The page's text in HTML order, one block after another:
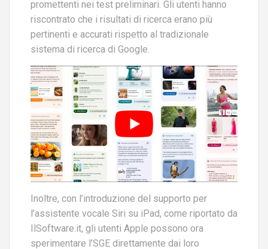
promettenti nei test preliminari. Gli utenti hanno
riscontrato che i risultati di ricerca erano più
pertinenti e accurati rispetto al tradizionale
sistema di ricerca di Google.
Inoltre, con l’introduzione del supporto per
l’assistente vocale Siri su iPad, come riportato da
IlSoftware.it, gli utenti Apple possono ora
sperimentare l’SGE direttamente dai loro